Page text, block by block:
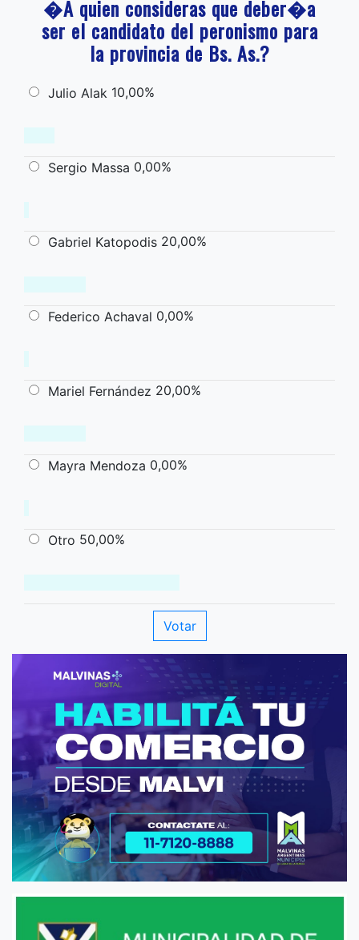
�A quien consideras que deber�a
ser el candidato del peronismo para
la provincia de Bs. As.?
Julio Alak 10,00%
Sergio Massa 0,00%
Gabriel Katopodis 20,00%
Federico Achaval 0,00%
Mariel Fernández 20,00%
Mayra Mendoza 0,00%
Otro 50,00%